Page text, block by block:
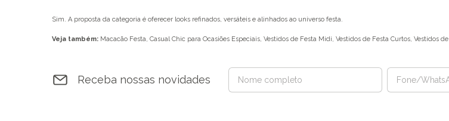
Sim. A proposta da categoria é oferecer looks refinados, versáteis e alinhados ao universo festa.
Veja também: Macacão Festa, Casual Chic para Ocasiões Especiais, Vestidos de Festa Midi, Vestidos de Festa Curtos, Vestidos
Receba nossas novidades